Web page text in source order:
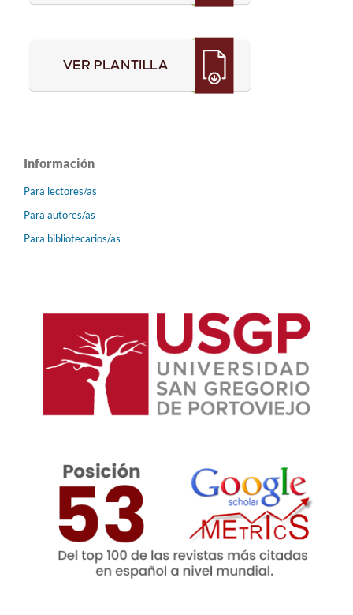
Información
Para lectores/as
Para autores/as
Para bibliotecarios/as